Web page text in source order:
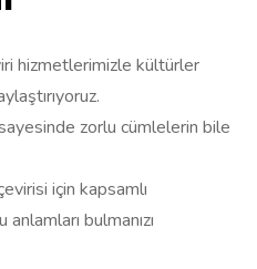
hizmetlerimizle kültürler
zorlu cümlelerin bile
için kapsamlı
bulmanızı